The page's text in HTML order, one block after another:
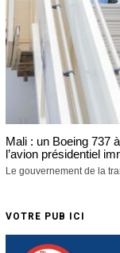
Mali : un Boeing 737
l’avion présidentiel
Le gouvernement de la
VOTRE PUB ICI